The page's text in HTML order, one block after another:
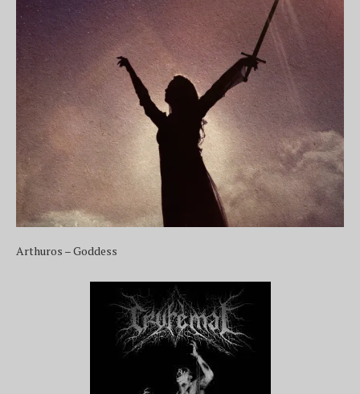
Arthuros – Goddess